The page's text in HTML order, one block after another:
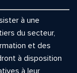
à une
du secteur,
et des
à disposition
à leur